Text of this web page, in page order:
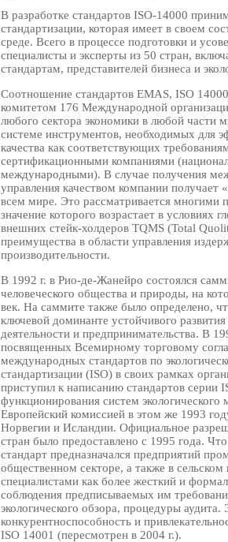
В разработке стандартов ISO-14000
стандартизации, которая имеет в своем
среде. Всего в процессе подготовки и
специалисты и эксперты из 50 стран,
стандартам, представителей бизнеса и
Соотношение стандартов EMAS, ISO
комитетом 176 Международной
любого сектора экономики в любой части
системе инструментов, необходимых для
качества как соответствующих
сертификационными компаниями
международными). В случае получения
управления качеством компании
всем мире. Это рассматривается многими
значение которого возрастает в условиях
внешних стейк-холдеров TQMS (Total
преимущества в области управления
производительности.
В 1992 г. в Рио-де-Жанейро состоялся
человеческого общества и природы, на
век. На саммите также было определено,
ключевой доминанте устойчивого
деятельности и предпринимательства. В
посвященных Всемирному торговому
международных стандартов по
стандартизации (ISO) в своих рамках
приступил к написанию стандартов серии
функционирования систем
Европейский комиссией в этом же 1993
Норвегии и Исландии. Официальное
стран было предоставлено с 1995 года.
стандарт предназначался предприятий
общественном секторе, а также в
специалистами как более жесткий и
соблюдения предписываемых им
экологического обзора, процедуры
конкурентноспособность и
ISO 14001 (пересмотрен в 2004 г.).